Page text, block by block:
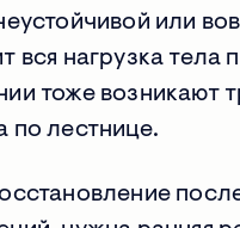
или
вся нагрузка тела
тоже возникают
по лестнице.